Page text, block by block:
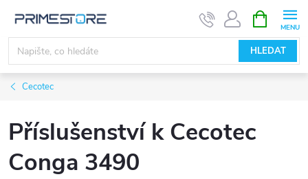
obsah
HLEDAT
NÁKUPNÍ
KOŠÍK
Cecotec
Příslušenství k Cecotec
Conga 3490